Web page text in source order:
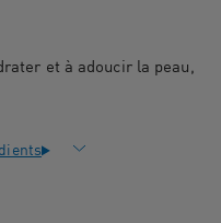
et à adoucir la peau,